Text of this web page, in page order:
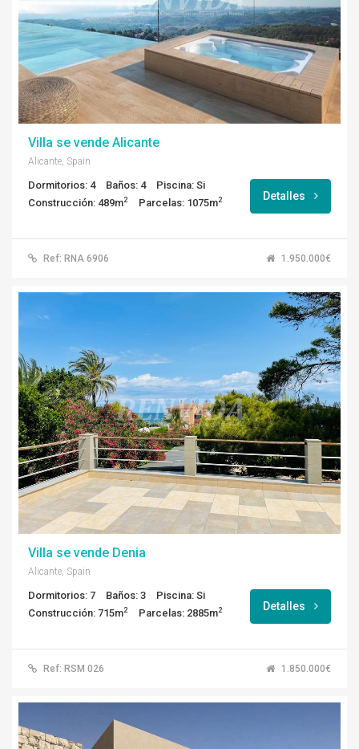
Villa se vende Alicante
Alicante, Spain
Dormitorios: 4 Baños: 4
Piscina: Si
Construcción: 489m2 Parcelas: 1075m2 Detalles
Ref: RNA 6906 1.950.000€
Villa se vende Denia
Alicante, Spain
Dormitorios: 7 Baños: 3
Piscina: Si
Construcción: 715m2 Parcelas: 2885m2 Detalles
Ref: RSM 026 1.850.000€